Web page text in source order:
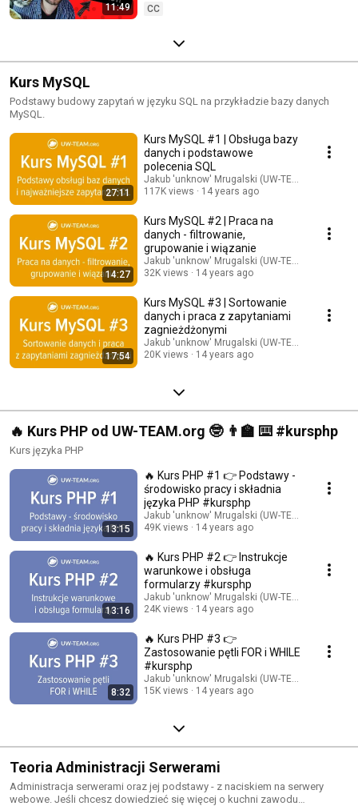
11:49
CC
Kurs MySQL
Podstawy budowy zapytań w języku SQL na przykładzie bazy danych
MySQL.
27:11
Kurs MySQL #1 | Obsługa bazy
danych i podstawowe
polecenia SQL
Jakub 'unknow' Mrugalski (UW-TEAM.org)
117K views
14 years ago
14:27
Kurs MySQL #2 | Praca na
danych - filtrowanie,
grupowanie i wiązanie
Jakub 'unknow' Mrugalski (UW-TEAM.org)
32K views
14 years ago
17:54
Kurs MySQL #3 | Sortowanie
danych i praca z zapytaniami
zagnieżdżonymi
Jakub 'unknow' Mrugalski (UW-TEAM.org)
20K views
14 years ago
🔥 Kurs PHP od UW-TEAM.org 🤓 👨‍🏫 ⌨️ #kursphp
Kurs języka PHP
13:15
🔥 Kurs PHP #1 👉 Podstawy -
środowisko pracy i składnia
języka PHP #kursphp
Jakub 'unknow' Mrugalski (UW-TEAM.org)
49K views
14 years ago
13:16
🔥 Kurs PHP #2 👉 Instrukcje
warunkowe i obsługa
formularzy #kursphp
Jakub 'unknow' Mrugalski (UW-TEAM.org)
24K views
14 years ago
8:32
🔥 Kurs PHP #3 👉
Zastosowanie pętli FOR i WHILE
#kursphp
Jakub 'unknow' Mrugalski (UW-TEAM.org)
15K views
14 years ago
Teoria Administracji Serwerami
Administracja serwerami oraz jej podstawy - z naciskiem na serwery
webowe. Jeśli chcesz dowiedzieć się więcej o kuchni zawodu